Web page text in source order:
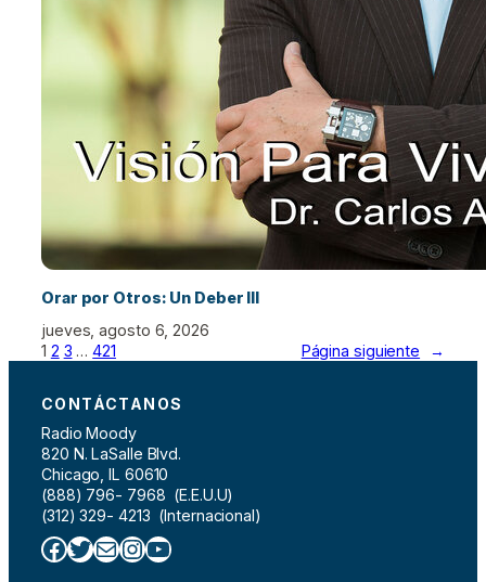
Orar por Otros: Un Deber III
jueves, agosto 6, 2026
1 2 3 … 421 Página siguiente →
CONTÁCTANOS
Radio Moody
820 N. LaSalle Blvd.
Chicago, IL 60610
(888) 796- 7968 (E.E.U.U)
(312) 329- 4213 (Internacional)
Facebook Twitter Correo electrónico InstagramYouTube